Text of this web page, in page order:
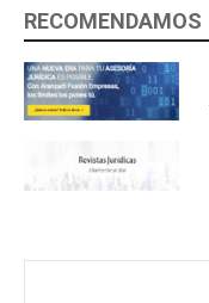
RECOMENDAMOS